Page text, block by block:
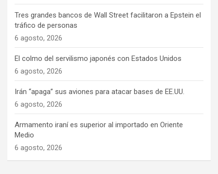
Tres grandes bancos de Wall Street facilitaron a Epstein el
tráfico de personas
6 agosto, 2026
El colmo del servilismo japonés con Estados Unidos
6 agosto, 2026
Irán “apaga” sus aviones para atacar bases de EE.UU.
6 agosto, 2026
Armamento iraní es superior al importado en Oriente
Medio
6 agosto, 2026